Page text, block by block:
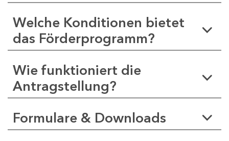
Welche Konditionen bietet
das Förderprogramm?
Wie funktioniert die
Antragstellung?
Formulare & Downloads